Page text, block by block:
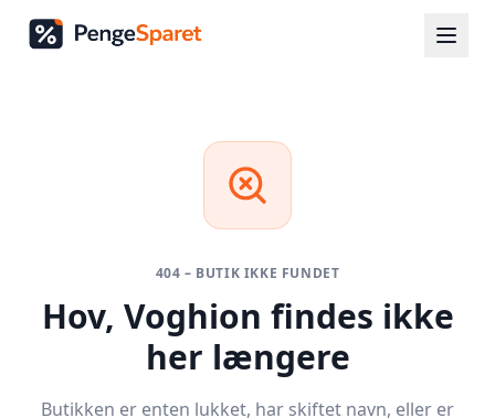
404 – BUTIK IKKE FUNDET
Hov, Voghion findes ikke
her længere
Butikken er enten lukket, har skiftet navn, eller er